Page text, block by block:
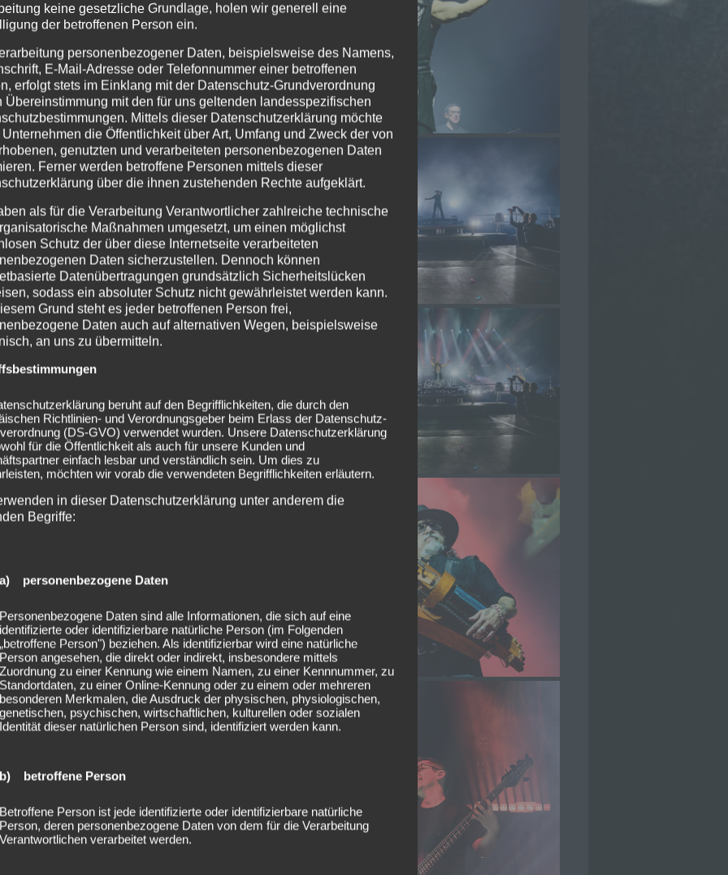
keine gesetzliche Grundlage, holen wir generell eine
der betroffenen Person ein.
personenbezogener Daten, beispielsweise des Namens,
E-Mail-Adresse oder Telefonnummer einer betroffenen
erfolgt stets im Einklang mit der Datenschutz-Grundverordnung
Übereinstimmung mit den für uns geltenden landesspezifischen
Mittels dieser Datenschutzerklärung möchte
die Öffentlichkeit über Art, Umfang und Zweck der von
genutzten und verarbeiteten personenbezogenen Daten
Ferner werden betroffene Personen mittels dieser
über die ihnen zustehenden Rechte aufgeklärt.
als für die Verarbeitung Verantwortlicher zahlreiche technische
Maßnahmen umgesetzt, um einen möglichst
Schutz der über diese Internetseite verarbeiteten
Daten sicherzustellen. Dennoch können
Datenübertragungen grundsätzlich Sicherheitslücken
sodass ein absoluter Schutz nicht gewährleistet werden kann.
Grund steht es jeder betroffenen Person frei,
Daten auch auf alternativen Wegen, beispielsweise
an uns zu übermitteln.
beruht auf den Begrifflichkeiten, die durch den
Richtlinien- und Verordnungsgeber beim Erlass der Datenschutz-
(DS-GVO) verwendet wurden. Unsere Datenschutzerklärung
für die Öffentlichkeit als auch für unsere Kunden und
einfach lesbar und verständlich sein. Um dies zu
möchten wir vorab die verwendeten Begrifflichkeiten erläutern.
in dieser Datenschutzerklärung unter anderem die
Begriffe:
a) personenbezogene Daten
Personenbezogene Daten sind alle Informationen, die sich auf eine
identifizierte oder identifizierbare natürliche Person (im Folgenden
„betroffene Person") beziehen. Als identifizierbar wird eine natürliche
Person angesehen, die direkt oder indirekt, insbesondere mittels
Zuordnung zu einer Kennung wie einem Namen, zu einer Kennnummer, zu
Standortdaten, zu einer Online-Kennung oder zu einem oder mehreren
besonderen Merkmalen, die Ausdruck der physischen, physiologischen,
genetischen, psychischen, wirtschaftlichen, kulturellen oder sozialen
Identität dieser natürlichen Person sind, identifiziert werden kann.
b) betroffene Person
Betroffene Person ist jede identifizierte oder identifizierbare natürliche
Person, deren personenbezogene Daten von dem für die Verarbeitung
Verantwortlichen verarbeitet werden.